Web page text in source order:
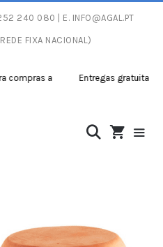
240 080 | E. INFO@AGAL.PT
FIXA NACIONAL)
a
Entregas gratuitas com